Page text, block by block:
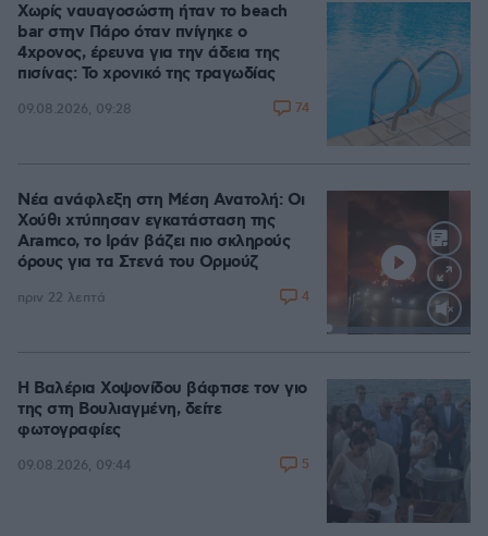
Χωρίς ναυαγοσώστη ήταν το beach
bar στην Πάρο όταν πνίγηκε ο
4χρονος, έρευνα για την άδεια της
πισίνας: Το χρονικό της τραγωδίας
09.08.2026, 09:28 74
Loaded :
Νέα ανάφλεξη στη Μέση Ανατολή: Οι
Χούθι χτύπησαν εγκατάσταση της
Aramco, το Ιράν βάζει πιο σκληρούς
όρους για τα Στενά του Ορμούζ
πριν 22 λεπτά 4
Η Βαλέρια Χοψονίδου βάφτισε τον γιο
της στη Βουλιαγμένη, δείτε
φωτογραφίες
09.08.2026, 09:44 5